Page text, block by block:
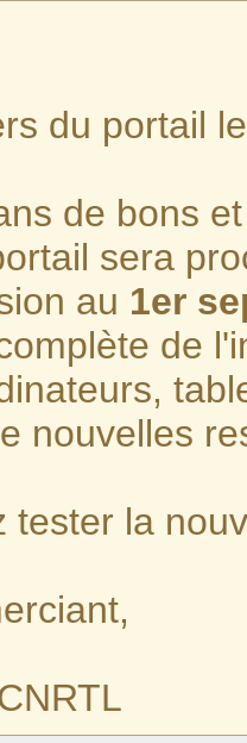
du portail
de bons
sera
au 1er
de
nouvelles
tester la